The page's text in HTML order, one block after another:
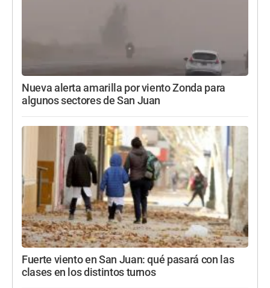
Nueva alerta amarilla por viento Zonda para
algunos sectores de San Juan
Fuerte viento en San Juan: qué pasará con las
clases en los distintos turnos